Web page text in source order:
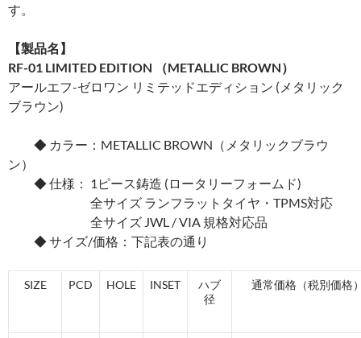
す。
【製品名】
RF-01 LIMITED EDITION
（METALLIC BROWN）
アールエフ-ゼロワン リミテッドエディション (メタリック
ブラウン)
◆ カラー：METALLIC BROWN（メタリックブラウ
ン）
◆ 仕様： 1ピース鋳造 (ロータリーフォームド)
全サイズ ランフラットタイヤ・TPMS対応
全サイズ JWL / VIA 規格対応品
◆ サイズ/価格：下記表の通り
SIZE PCD HOLE INSET
ハブ
径
通常価格（税別価格